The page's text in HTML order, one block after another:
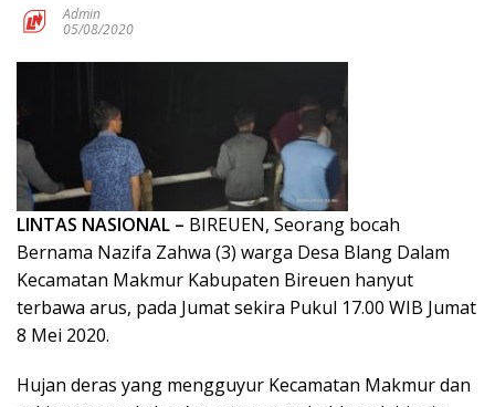
Admin
05/08/2020
LINTAS NASIONAL – BIREUEN, Seorang bocah
Bernama Nazifa Zahwa (3) warga Desa Blang Dalam
Kecamatan Makmur Kabupaten Bireuen hanyut
terbawa arus, pada Jumat sekira Pukul 17.00 WIB Jumat
8 Mei 2020.
Hujan deras yang mengguyur Kecamatan Makmur dan